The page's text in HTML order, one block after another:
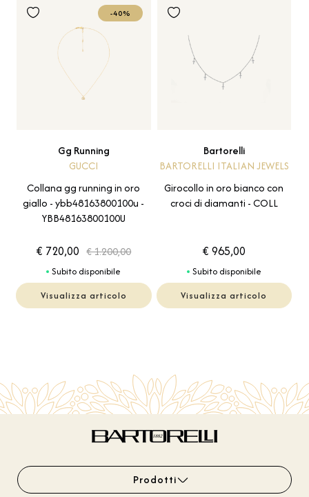
-40%
Gg Running
GUCCI
Collana gg running in oro
giallo - ybb48163800100u -
YBB48163800100U
€ 720,00 € 1.200,00
Subito disponibile
Visualizza articolo
Bartorelli
BARTORELLI ITALIAN JEWELS
Girocollo in oro bianco con
croci di diamanti - COLL
€ 965,00
Subito disponibile
Visualizza articolo
Prodotti